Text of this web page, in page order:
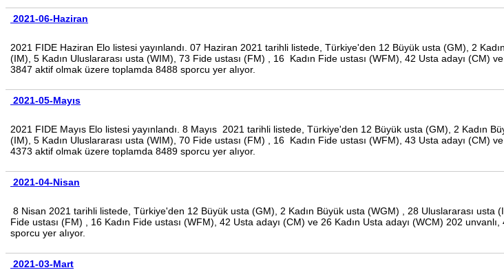
2021-06-Haziran
2021 FIDE Haziran Elo listesi yayınlandı. 07 Haziran 2021 tarihli listede, Türkiye'den 12 Büyük usta (GM), 2
(IM), 5 Kadın Uluslararası usta (WIM), 73 Fide ustası (FM) , 16 Kadın Fide ustası (WFM), 42 Usta adayı (CM)
3847 aktif olmak üzere toplamda 8488 sporcu yer alıyor.
2021-05-Mayıs
2021 FIDE Mayıs Elo listesi yayınlandı. 8 Mayıs 2021 tarihli listede, Türkiye'den 12 Büyük usta (GM), 2 Kadın
(IM), 5 Kadın Uluslararası usta (WIM), 70 Fide ustası (FM) , 16 Kadın Fide ustası (WFM), 43 Usta adayı (CM)
4373 aktif olmak üzere toplamda 8489 sporcu yer alıyor.
2021-04-Nisan
8 Nisan 2021 tarihli listede, Türkiye'den 12 Büyük usta (GM), 2 Kadın Büyük usta (WGM) , 28 Uluslararası usta
Fide ustası (FM) , 16 Kadın Fide ustası (WFM), 42 Usta adayı (CM) ve 26 Kadın Usta adayı (WCM) 202
sporcu yer alıyor.
2021-03-Mart